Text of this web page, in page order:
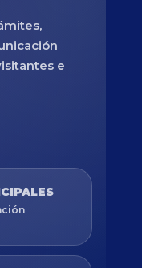
e